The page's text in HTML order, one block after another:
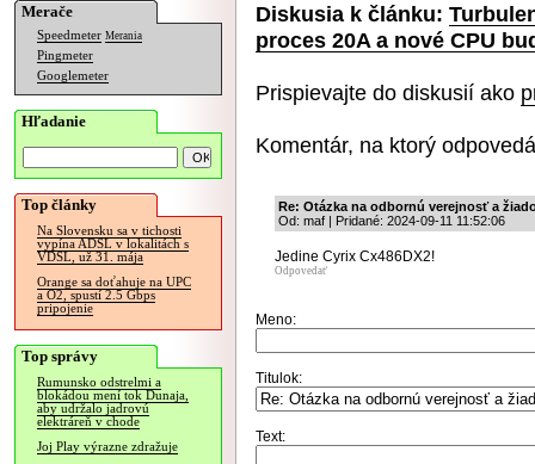
Merače
Speedmeter Merania
Pingmeter
Googlemeter
Hľadanie
Top články
Na Slovensku sa v tichosti
vypína ADSL v lokalitách s
VDSL, už 31. mája
Orange sa doťahuje na UPC
a O2, spustí 2.5 Gbps
pripojenie
Top správy
Rumunsko odstrelmi a
blokádou mení tok Dunaja,
aby udržalo jadrovú
elektráreň v chode
Joj Play výrazne zdražuje
Diskusia k článku:
proces 20A a nové CPU
Prispievajte do diskusií ako
Komentár, na ktorý
Re: Otázka na odbornú verejnosť a
Od: maf | Pridané: 2024-09-11 11:52:06
Jedine Cyrix Cx486DX2!
Odpovedať
Meno:
Titulok:
Text: